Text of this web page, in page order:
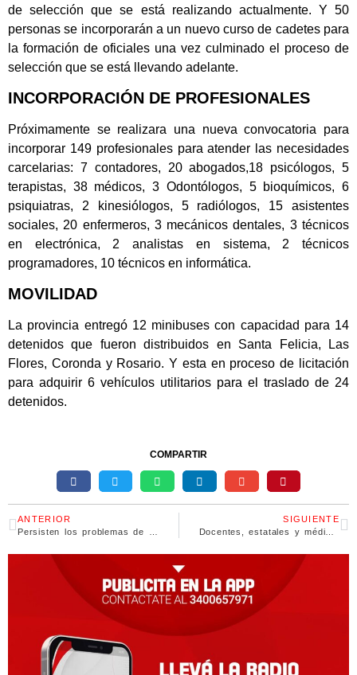
de selección que se está realizando actualmente. Y 50
personas se incorporarán a un nuevo curso de cadetes para
la formación de oficiales una vez culminado el proceso de
selección que se está llevando adelante.
INCORPORACIÓN DE PROFESIONALES
Próximamente se realizara una nueva convocatoria para
incorporar 149 profesionales para atender las necesidades
carcelarias: 7 contadores, 20 abogados,18 psicólogos, 5
terapistas, 38 médicos, 3 Odontólogos, 5 bioquímicos, 6
psiquiatras, 2 kinesiólogos, 5 radiólogos, 15 asistentes
sociales, 20 enfermeros, 3 mecánicos dentales, 3 técnicos
en electrónica, 2 analistas en sistema, 2 técnicos
programadores, 10 técnicos en informática.
MOVILIDAD
La provincia entregó 12 minibuses con capacidad para 14
detenidos que fueron distribuidos en Santa Felicia, Las
Flores, Coronda y Rosario. Y esta en proceso de licitación
para adquirir 6 vehículos utilitarios para el traslado de 24
detenidos.
COMPARTIR
ANTERIOR
SIGUIENTE